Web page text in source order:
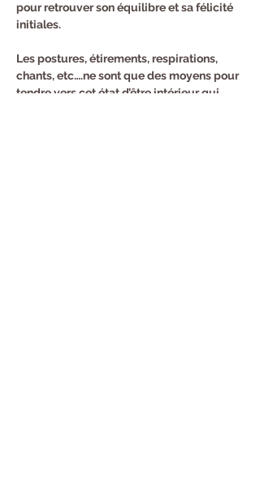
pour retrouver son équilibre et sa félicité
initiales.
Les postures, étirements, respirations,
chants, etc….ne sont que des moyens pour
tendre vers cet état d’être intérieur qui